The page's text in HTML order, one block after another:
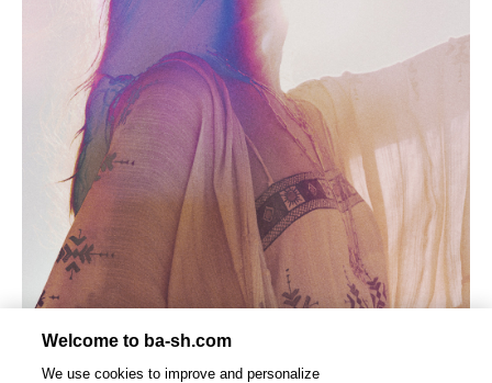
Welcome to ba-sh.com
We use cookies to improve and personalize